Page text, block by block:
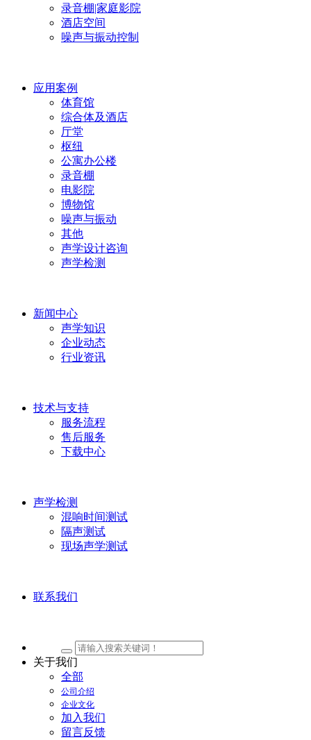
录音棚|家庭影院
酒店空间
噪声与振动控制
应用案例
体育馆
综合体及酒店
厅堂
枢纽
公寓办公楼
录音棚
电影院
博物馆
噪声与振动
其他
声学设计咨询
声学检测
新闻中心
声学知识
企业动态
行业资讯
技术与支持
服务流程
售后服务
下载中心
声学检测
混响时间测试
隔声测试
现场声学测试
联系我们
关于我们
全部
公司介绍
企业文化
加入我们
留言反馈